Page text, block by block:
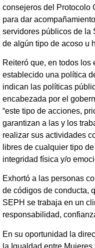
consejeros del Protocolo
para dar
servidores públicos de la
de algún tipo de acoso u
Reiteró que, en todos los
establecido una política
indican las políticas
encabezada por el
“este tipo de acciones,
garantizan a las y los
realizar sus actividades
libres de cualquier tipo
integridad física y/o
Exhortó a las personas
de códigos de conducta,
SEPH se trabaja en un
responsabilidad,
En su oportunidad la
la Igualdad entre